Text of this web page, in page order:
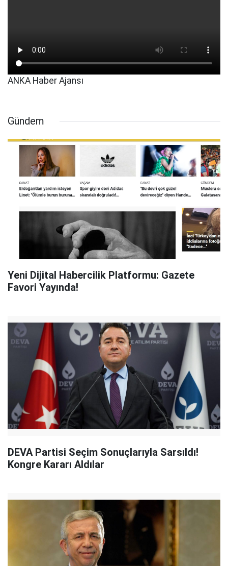
ANKA Haber Ajansı
Gündem
Yeni Dijital Habercilik Platformu: Gazete
Favori Yayında!
DEVA Partisi Seçim Sonuçlarıyla Sarsıldı!
Kongre Kararı Aldılar